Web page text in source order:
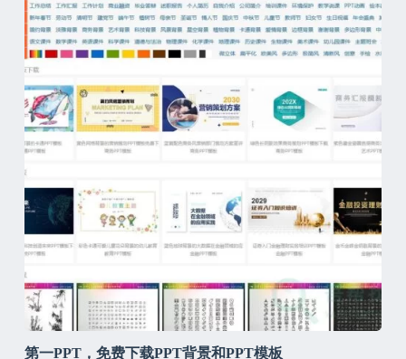
第一PPT，免费下载PPT背景和PPT模板